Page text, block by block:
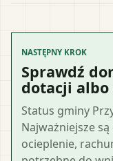
NASTĘPNY KROK
Sprawdź
dotacji albo
Status gminy
Najważniejsze
ocieplenie,